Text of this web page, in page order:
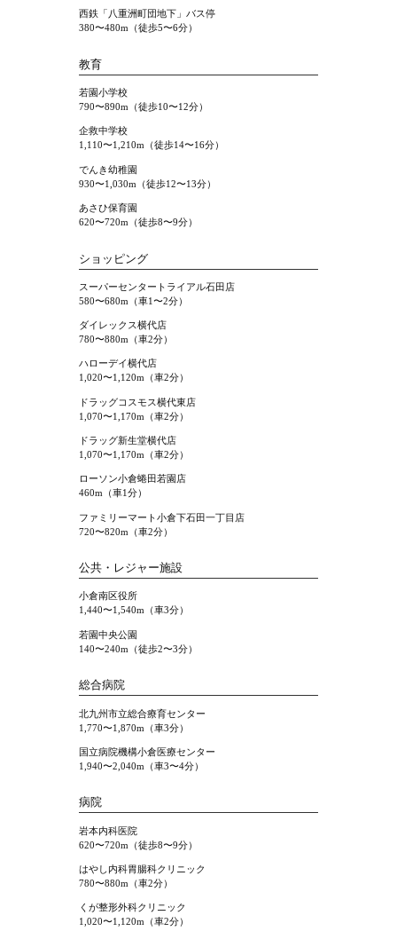
西鉄「八重洲町団地下」バス停
380〜480m（徒歩5〜6分）
教育
若園小学校
790〜890m（徒歩10〜12分）
企救中学校
1,110〜1,210m（徒歩14〜16分）
でんき幼稚園
930〜1,030m（徒歩12〜13分）
あさひ保育園
620〜720m（徒歩8〜9分）
ショッピング
スーパーセンタートライアル石田店
580〜680m（車1〜2分）
ダイレックス横代店
780〜880m（車2分）
ハローデイ横代店
1,020〜1,120m（車2分）
ドラッグコスモス横代東店
1,070〜1,170m（車2分）
ドラッグ新生堂横代店
1,070〜1,170m（車2分）
ローソン小倉蜷田若園店
460m（車1分）
ファミリーマート小倉下石田一丁目店
720〜820m（車2分）
公共・レジャー施設
小倉南区役所
1,440〜1,540m（車3分）
若園中央公園
140〜240m（徒歩2〜3分）
総合病院
北九州市立総合療育センター
1,770〜1,870m（車3分）
国立病院機構小倉医療センター
1,940〜2,040m（車3〜4分）
病院
岩本内科医院
620〜720m（徒歩8〜9分）
はやし内科胃腸科クリニック
780〜880m（車2分）
くが整形外科クリニック
1,020〜1,120m（車2分）